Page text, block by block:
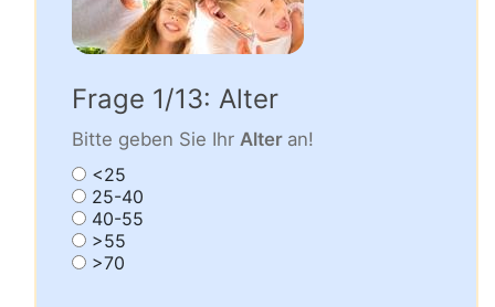
Frage 1/13: Alter
Bitte geben Sie Ihr Alter an!
<25
25-40
40-55
>55
>70